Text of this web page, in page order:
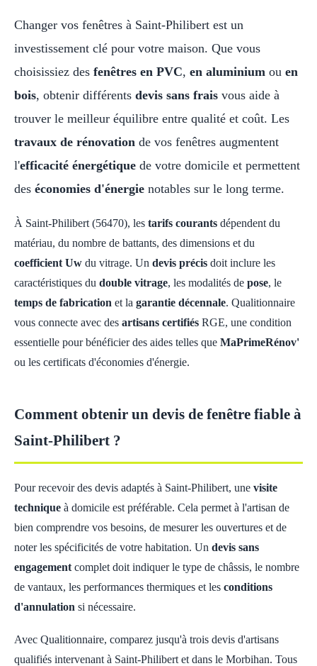
Changer vos fenêtres à Saint-Philibert est un
investissement clé pour votre maison. Que vous
choisissiez des fenêtres en PVC, en aluminium ou en
bois, obtenir différents devis sans frais vous aide à
trouver le meilleur équilibre entre qualité et coût. Les
travaux de rénovation de vos fenêtres augmentent
l'efficacité énergétique de votre domicile et permettent
des économies d'énergie notables sur le long terme.
À Saint-Philibert (56470), les tarifs courants dépendent du
matériau, du nombre de battants, des dimensions et du
coefficient Uw du vitrage. Un devis précis doit inclure les
caractéristiques du double vitrage, les modalités de pose, le
temps de fabrication et la garantie décennale. Qualitionnaire
vous connecte avec des artisans certifiés RGE, une condition
essentielle pour bénéficier des aides telles que MaPrimeRénov'
ou les certificats d'économies d'énergie.
Comment obtenir un devis de fenêtre fiable à
Saint-Philibert ?
Pour recevoir des devis adaptés à Saint-Philibert, une visite
technique à domicile est préférable. Cela permet à l'artisan de
bien comprendre vos besoins, de mesurer les ouvertures et de
noter les spécificités de votre habitation. Un devis sans
engagement complet doit indiquer le type de châssis, le nombre
de vantaux, les performances thermiques et les conditions
d'annulation si nécessaire.
Avec Qualitionnaire, comparez jusqu'à trois devis d'artisans
qualifiés intervenant à Saint-Philibert et dans le Morbihan. Tous